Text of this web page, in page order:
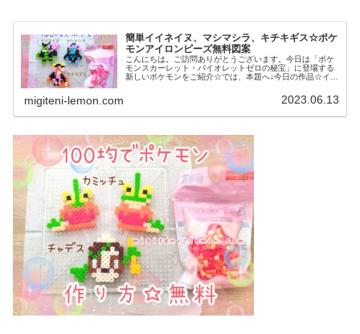
簡単イイネイヌ、マシマシラ、キチキギス☆ポケ
モンアイロンビーズ無料図案
こんにちは。ご訪問ありがとうございます。今日は「ポケ
モンスカーレット・バイオレットゼロの秘宝」に登場する
新しいポケモンをご紹介☆では、本題へ↓今日の作品☆イイ
migiteni-lemon.com 2023.06.13